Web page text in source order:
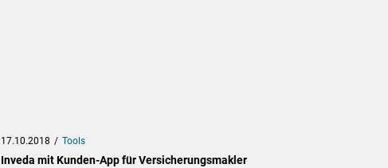
17.10.2018 Tools
Inveda mit Kunden-App für Versicherungsmakler